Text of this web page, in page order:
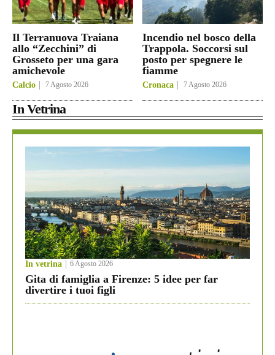
Il Terranuova Traiana
allo “Zecchini” di
Grosseto per una gara
amichevole
Calcio 7 Agosto 2026
Incendio nel bosco della
Trappola. Soccorsi sul
posto per spegnere le
fiamme
Cronaca 7 Agosto 2026
In Vetrina
In vetrina 6 Agosto 2026
Gita di famiglia a Firenze: 5 idee per far
divertire i tuoi figli